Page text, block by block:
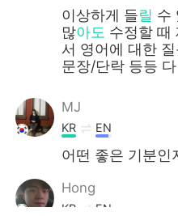
이상하게 들릴 수
많아도 수정할 때
서 영어에 대한
문장/단락 등등
MJ
KR EN
어떤 좋은 기분인
Hong
KR EN